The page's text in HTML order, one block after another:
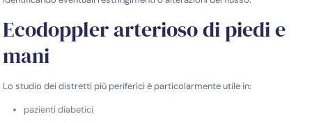
Ecodoppler arterioso di piedi e
mani
Lo studio dei distretti più periferici è particolarmente utile in:
pazienti diabetici